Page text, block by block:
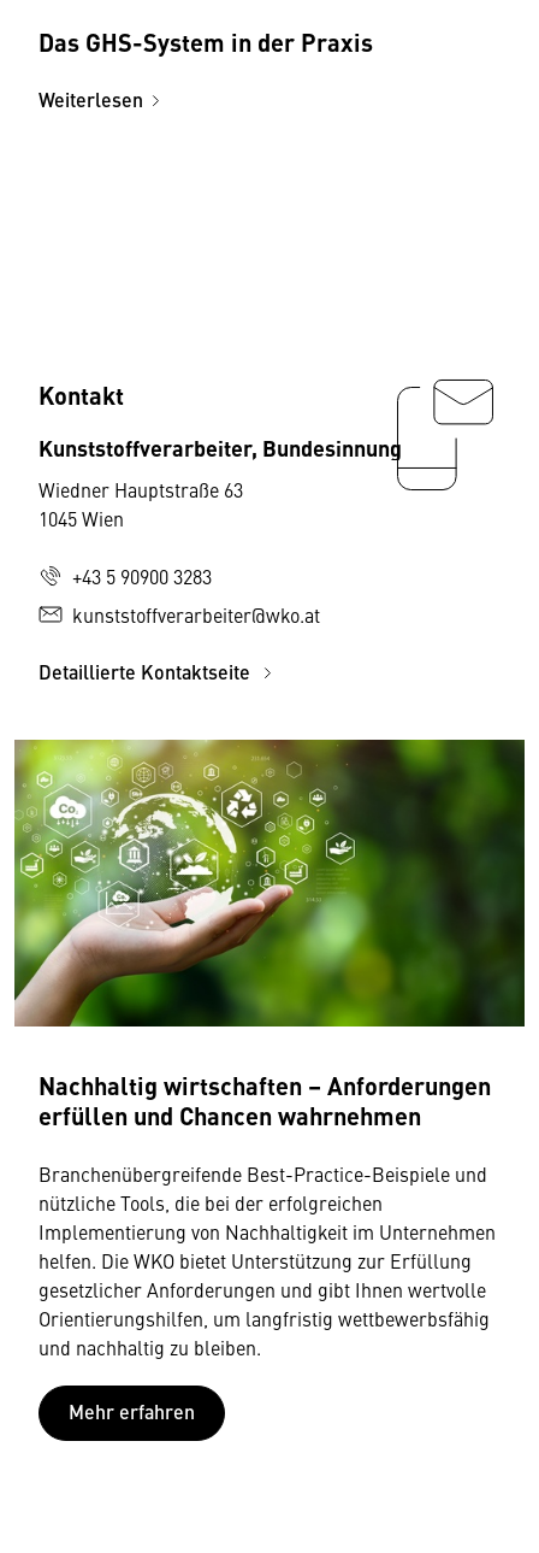
Das GHS-System in der Praxis
Weiterlesen
Kontakt
Kunststoffverarbeiter, Bundesinnung
Wiedner Hauptstraße 63
1045 Wien
+43 5 90900 3283
kunststoffverarbeiter@wko.at
Detaillierte Kontaktseite
Nachhaltig wirtschaften – Anforderungen
erfüllen und Chancen wahr­nehmen
Branchenübergreifende Best-Practice-Beispiele und
nützliche Tools, die bei der erfolgreichen
Implementierung von Nachhaltigkeit im Unternehmen
helfen. Die WKO bietet Unterstützung zur Erfüllung
gesetzlicher Anforderungen und gibt Ihnen wertvolle
Orientierungshilfen, um langfristig wettbewerbsfähig
und nachhaltig zu bleiben.
Mehr erfahren